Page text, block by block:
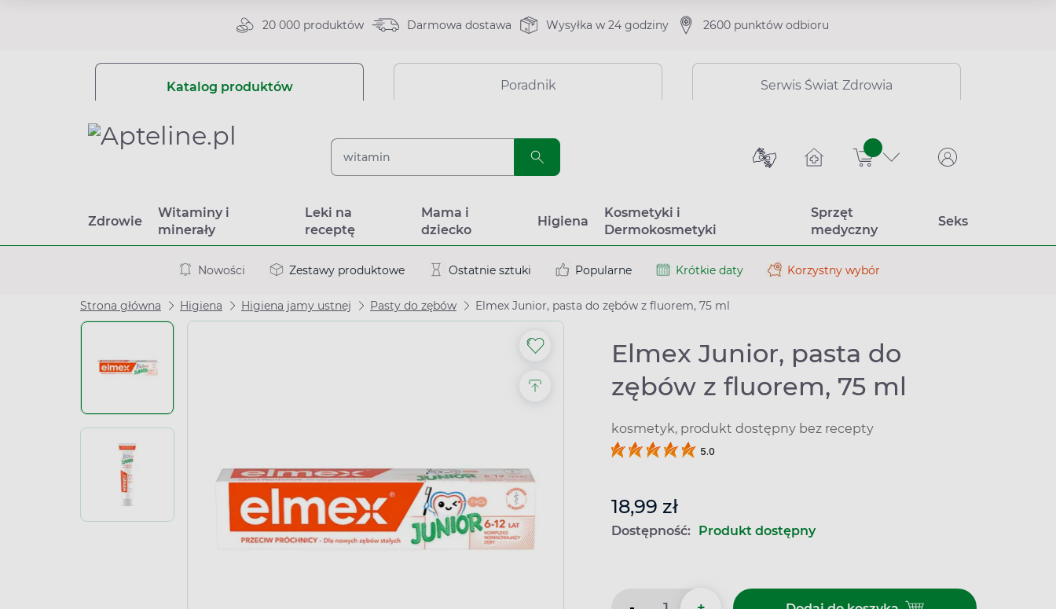
20 000 produktów Darmowa dostawa Wysyłka w 24 godziny 2600 punktów odbioru
Katalog produktów Poradnik Serwis Świat Zdrowia
sztuk
Zdrowie
Witaminy i
minerały
Leki na
receptę
Mama i
dziecko
Higiena
Kosmetyki i
Dermokosmetyki
Sprzęt
medyczny
Seks
Nowości Zestawy produktowe Ostatnie sztuki Popularne Krótkie daty Korzystny wybór
Strona główna Higiena Higiena jamy ustnej Pasty do zębów Elmex Junior, pasta do zębów z fluorem, 75 ml
Elmex Junior, pasta do
zębów z fluorem, 75 ml
kosmetyk, produkt dostępny bez recepty
5.0
18,99 zł
Dostępność: Produkt dostępny